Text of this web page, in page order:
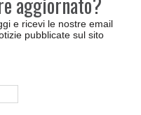
e ricevi le nostre email
pubblicate sul sito